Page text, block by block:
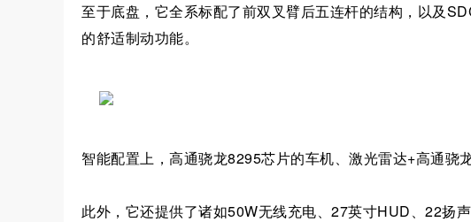
至于底盘，它全系标配了前双叉臂后五连杆的结构，以及
的舒适制动功能。
智能配置上，高通骁龙8295芯片的车机、激光雷达+高通骁
此外，它还提供了诸如50W无线充电、27英寸HUD、22扬